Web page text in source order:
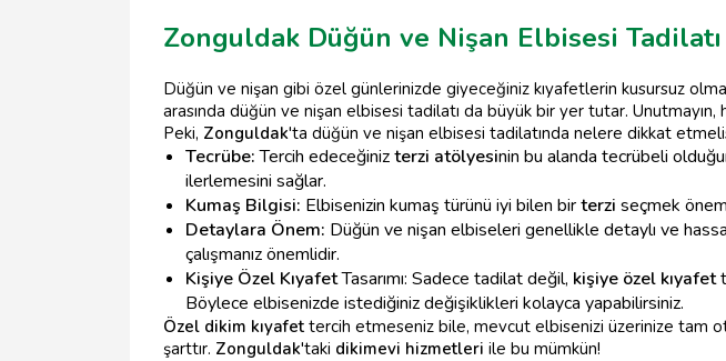
Zonguldak Düğün ve Nişan Elbisesi Tadilatı
Düğün ve nişan gibi özel günlerinizde giyeceğiniz kıyafetlerin kusursuz
arasında düğün ve nişan elbisesi tadilatı da büyük bir yer tutar.
Peki, Zonguldak'ta düğün ve nişan elbisesi tadilatında nelere dikkat
Tecrübe:Tercih edeceğinizterzi atölyesinin bu alanda tecrübeli
ilerlemesini sağlar.
Kumaş Bilgisi: Elbisenizin kumaş türünü iyi bilen birterzi seçmek
Detaylara Önem: Düğün ve nişan elbiseleri genellikle detaylı ve
çalışmanız önemlidir.
Kişiye Özel KıyafetTasarımı: Sadece tadilat değil, kişiye özel kıyafet
Böylece elbisenizde istediğiniz değişiklikleri kolayca yapabilirsiniz.
Özel dikim kıyafet tercih etmeseniz bile, mevcut elbisenizi üzerinize tam
şarttır. Zonguldak'taki dikimevi hizmetleri ile bu mümkün!